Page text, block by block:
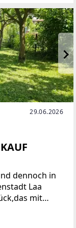
29.06.2026
dennoch in
Laa
mit
zum